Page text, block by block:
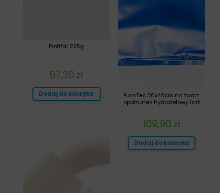
BurnTec 30x40cm na twarz
opatrunek hydrożelowy 1szt
109,90 zł
Dodaj do koszyka
Protifar 225g
67,30 zł
Dodaj do koszyka